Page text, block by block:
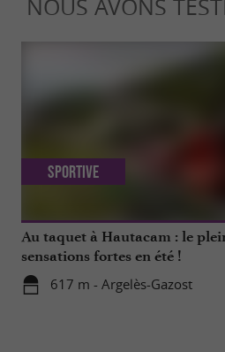
NOUS AVONS
Au taquet à Hautacam : le
sensations fortes en été !
617 m - Argelès-Gazost
Sportive